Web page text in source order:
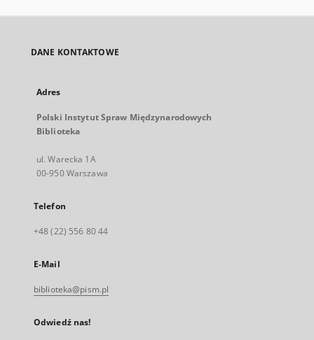
DANE KONTAKTOWE
Adres
Polski Instytut Spraw Międzynarodowych
Biblioteka
ul. Warecka 1A
00-950 Warszawa
Telefon
+48 (22) 556 80 44
E-Mail
biblioteka@pism.pl
Odwiedź nas!